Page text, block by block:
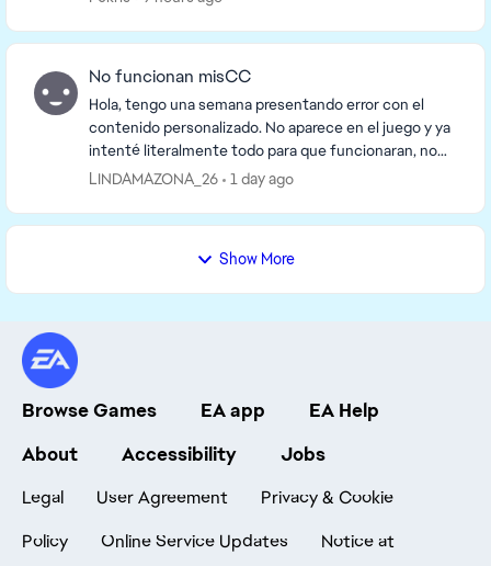
No funcionan misCC
Hola, tengo una semana presentando error con el
contenido personalizado. No aparece en el juego y ya
intenté literalmente todo para que funcionaran, no
uso mods por lo que no hay conflictos con eso. ...
LINDAMAZONA_26 1 day ago
Show More
Browse Games EA app
EA Help
About
Accessibility Jobs
Legal User Agreement
Privacy & Cookie
Policy
Online Service Updates Notice at